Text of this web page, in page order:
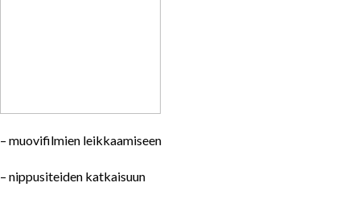
– muovifilmien leikkaamiseen
– nippusiteiden katkaisuun